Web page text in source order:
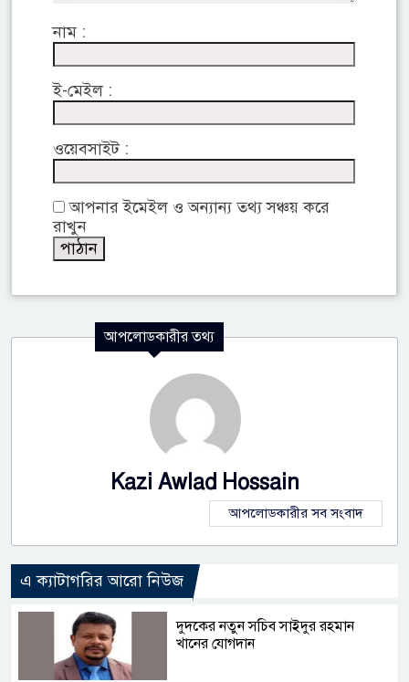
নাম :
ই-মেইল :
ওয়েবসাইট :
আপনার ইমেইল ও অন্যান্য তথ্য সঞ্চয় করে
রাখুন
আপলোডকারীর তথ্য
Kazi Awlad Hossain
আপলোডকারীর সব সংবাদ
এ ক্যাটাগরির আরো নিউজ
দুদকের নতুন সচিব সাইদুর রহমান
খানের যোগদান